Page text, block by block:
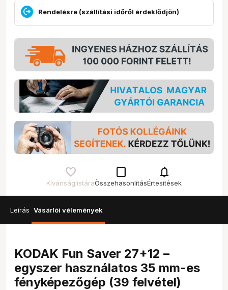
Rendelésre (szállítási időről érdeklődjön)
Kívánságlistára
check_box_outline_blank
Összehasonlítás
notifications
Értesítések
Leírás Vásárlói vélemények
KODAK Fun Saver 27+12 –
egyszer használatos 35 mm-es
fényképezőgép (39 felvétel)